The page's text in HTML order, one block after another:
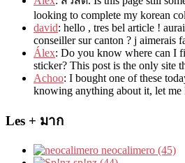
looking to complete my korean
david: hello , tres bel article !
conseiller sur canton ? j aimerais
Álex: Do you know where can I
sticker? This post is the only site
Achoo: I bought one of these
knowing anything about it, let me
Les + มาก
neocalimero (45)